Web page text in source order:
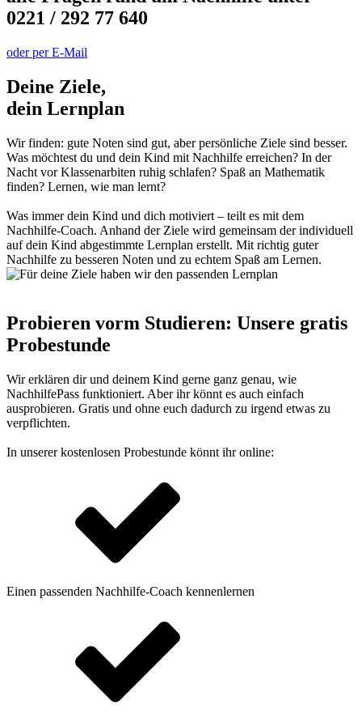
0221 / 292 77 640
oder per E-Mail
Deine Ziele,
dein Lernplan
Wir finden: gute Noten sind gut, aber persönliche Ziele sind besser.
Was möchtest du und dein Kind mit Nachhilfe erreichen? In der
Nacht vor Klassenarbiten ruhig schlafen? Spaß an Mathematik
finden? Lernen, wie man lernt?
Was immer dein Kind und dich motiviert – teilt es mit dem
Nachhilfe-Coach. Anhand der Ziele wird gemeinsam der individuell
auf dein Kind abgestimmte Lernplan erstellt. Mit richtig guter
Nachhilfe zu besseren Noten und zu echtem Spaß am Lernen.
Probieren vorm Studieren: Unsere gratis
Probestunde
Wir erklären dir und deinem Kind gerne ganz genau, wie
NachhilfePass funktioniert. Aber ihr könnt es auch einfach
ausprobieren. Gratis und ohne euch dadurch zu irgend etwas zu
verpflichten.
In unserer kostenlosen Probestunde könnt ihr online:
Einen passenden Nachhilfe-Coach kennenlernen